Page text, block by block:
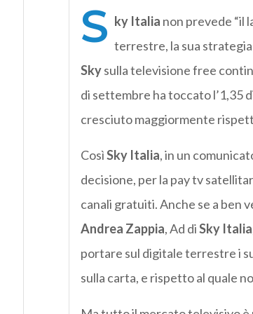
S ky Italia non prevede “il
terrestre, la sua strategia
Skysulla televisione free
di settembre ha toccato l’1,35
cresciuto maggiormente
CosìSky Italia, in un
decisione, per la pay tv
canali gratuiti. Anche se a ben
Andrea Zappia, Ad diSky Italia
portare sul digitale terrestre i
sulla carta, e rispetto al quale